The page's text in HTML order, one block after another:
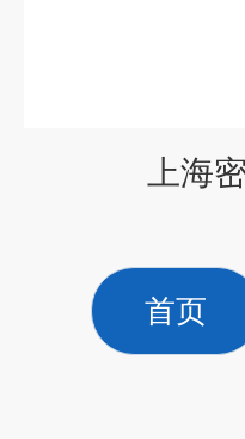
上海
首页